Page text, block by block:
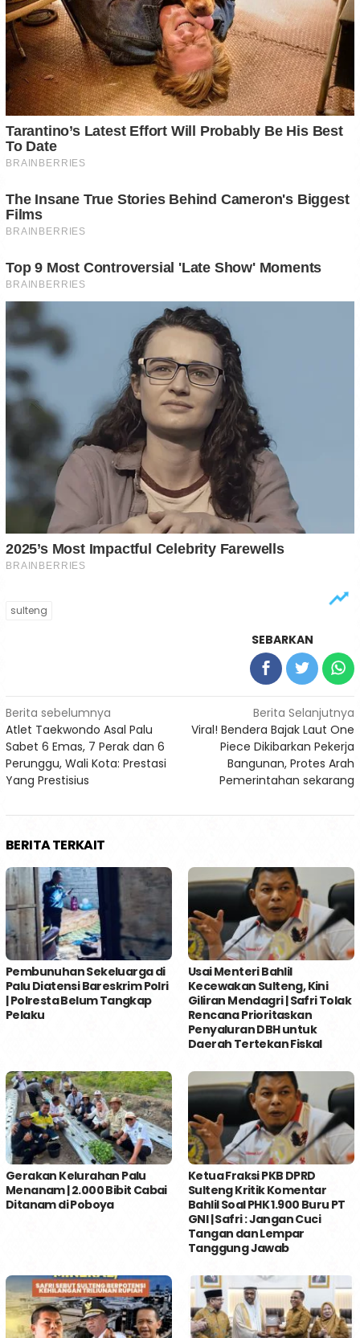
sulteng
SEBARKAN
Navigasi
pos
Berita sebelumnya
Atlet Taekwondo Asal Palu
Sabet 6 Emas, 7 Perak dan 6
Perunggu, Wali Kota: Prestasi
Yang Prestisius
Berita Selanjutnya
Viral! Bendera Bajak Laut One
Piece Dikibarkan Pekerja
Bangunan, Protes Arah
Pemerintahan sekarang
BERITA TERKAIT
Pembunuhan Sekeluarga di
Palu Diatensi Bareskrim Polri
| Polresta Belum Tangkap
Pelaku
Usai Menteri Bahlil
Kecewakan Sulteng, Kini
Giliran Mendagri | Safri Tolak
Rencana Prioritaskan
Penyaluran DBH untuk
Daerah Tertekan Fiskal
Gerakan Kelurahan Palu
Menanam | 2.000 Bibit Cabai
Ditanam di Poboya
Ketua Fraksi PKB DPRD
Sulteng Kritik Komentar
Bahlil Soal PHK 1.900 Buru PT
GNI | Safri : Jangan Cuci
Tangan dan Lempar
Tanggung Jawab